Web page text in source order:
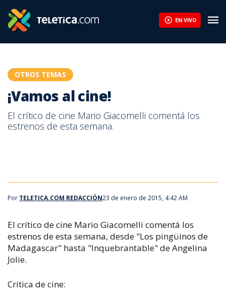
EN VIVO
OTROS TEMAS
¡Vamos al cine!
El crítico de cine Mario Giacomelli comentá los
estrenos de esta semana.
Por TELETICA.COM REDACCIÓN23 de enero de 2015, 4:42 AM
El crítico de cine Mario Giacomelli comentá los
estrenos de esta semana, desde "Los pingüinos de
Madagascar" hasta "Inquebrantable" de Angelina
Jolie.
Crítica de cine: